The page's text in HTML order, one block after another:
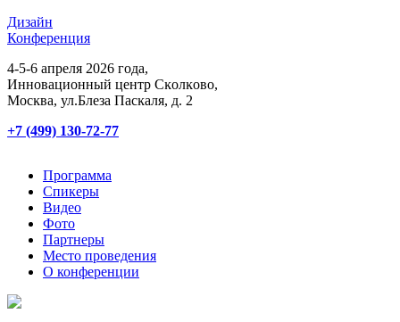
Дизайн
Конференция
4-5-6 апреля 2026 года,
Инновационный центр Сĸолĸово,
Мосĸва, ул.Блеза Пасĸаля, д. 2
+7 (499) 130-72-77
Программа
Спикеры
Видео
Фото
Партнеры
Место проведения
О конференции